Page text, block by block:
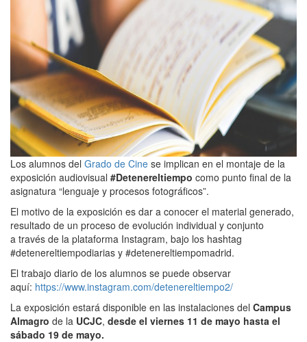
Los alumnos del Grado de Cine se implican en el montaje de la
exposición audiovisual #Detenereltiempo como punto final de la
asignatura “lenguaje y procesos fotográficos”.
El motivo de la exposición es dar a conocer el material generado,
resultado de un proceso de evolución individual y conjunto
a través de la plataforma Instagram, bajo los hashtag
#detenereltiempodiarias y #detenereltiempomadrid.
El trabajo diario de los alumnos se puede observar
aquí: https://www.instagram.com/detenereltiempo2/
La exposición estará disponible en las instalaciones del Campus
Almagro de la UCJC, desde el viernes 11 de mayo hasta el
sábado 19 de mayo.